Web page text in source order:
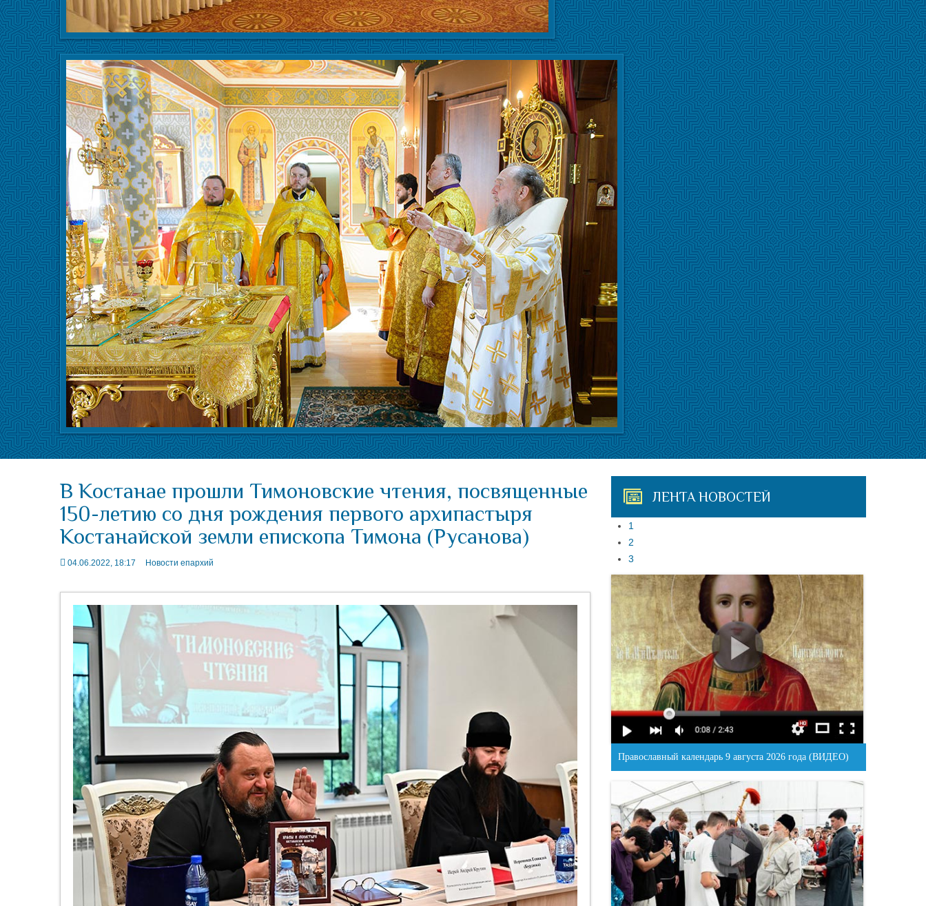
В Костанае прошли Тимоновские чтения, посвященные
150-летию со дня рождения первого архипастыря
Костанайской земли епископа Тимона (Русанова)
04.06.2022, 18:17 Новости епархий
ЛЕНТА НОВОСТЕЙ
1
2
3
Православный календарь 9 августа 2026 года (ВИДЕО)